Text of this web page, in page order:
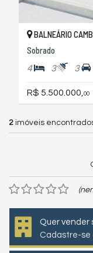
BALNEÁRIO
Sobrado
4 3 3
R$ 5.500.000,00
2 imóveis
Quer vender
Cadastre-se